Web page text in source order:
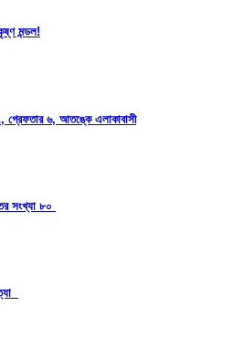
মন্ডল!
গ্রেফতার ৬, আতঙ্কে এলাকাবাসী
সংখ্যা ৮০